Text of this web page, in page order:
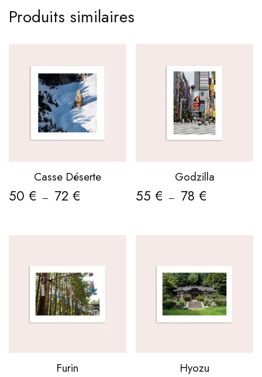
Produits similaires
Casse Déserte
50 € – 72 €
Godzilla
55€ – 78€
Furin Hyozu